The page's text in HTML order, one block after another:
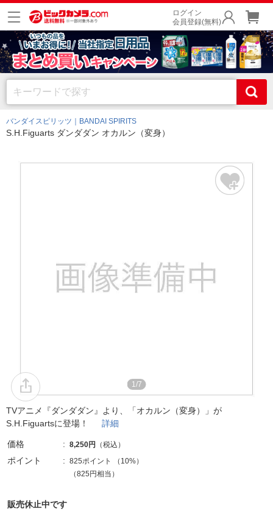
ログイン
会員登録(無料)
バンダイスピリッツ｜BANDAI SPIRITS
S.H.Figuarts ダンダダン オカルン（変身）
1/7
TVアニメ『ダンダダン』より、「オカルン（変身）」が
S.H.Figuartsに登場！ 詳細
価格 8,250円 （税込）
ポイント 825ポイント （ 10%）
（825円相当）
販売休止中です